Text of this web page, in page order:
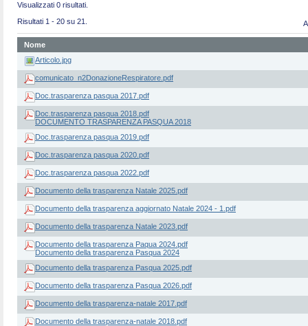
Visualizzati 0 risultati.
Risultati 1 - 20 su 21.
Nome
Articolo.jpg
comunicato_n2DonazioneRespiratore.pdf
Doc.trasparenza pasqua 2017.pdf
Doc.trasparenza pasqua 2018.pdf
DOCUMENTO TRASPARENZA PASQUA 2018
Doc.trasparenza pasqua 2019.pdf
Doc.trasparenza pasqua 2020.pdf
Doc.trasparenza pasqua 2022.pdf
Documento della trasparenza Natale 2025.pdf
Documento della trasparenza aggiornato Natale 2024 - 1.pdf
Documento della trasparenza Natale 2023.pdf
Documento della trasparenza Paqua 2024.pdf
Documento della trasparenza Pasqua 2024
Documento della trasparenza Pasqua 2025.pdf
Documento della trasparenza Pasqua 2026.pdf
Documento della trasparenza-natale 2017.pdf
Documento della trasparenza-natale 2018.pdf